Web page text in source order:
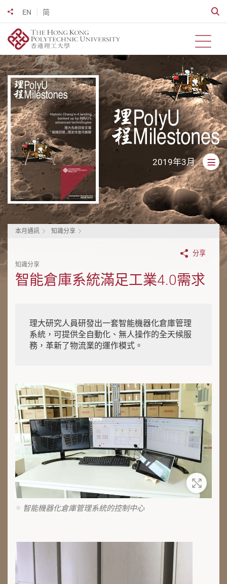
容
EN 简
分享到
開啟
Milestones
2019年3月 開
本月通訊 知識分享
分享
知識分享
智能倉庫系統滿足工業4.0需求
理大研究人員研發出一套智能機器化倉庫管理
系統，可提供全自動化、無人操作的全天候服
務，革新了物流業的運作模式。
放大
智能機器化倉庫管理系統的控制中心